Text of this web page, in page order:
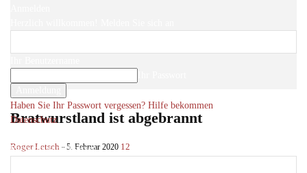
Haben Sie Ihr Passwort vergessen? Hilfe bekommen
Datenschutz
Passwort zurücksetzen
Bratwurstland ist abgebrannt
Roger Letsch - 5. Februar 2020 12